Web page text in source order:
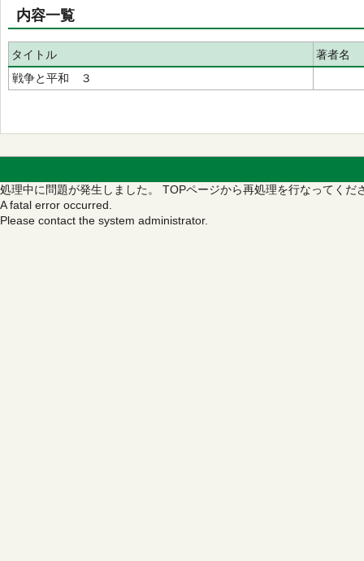
内容一覧
タイトル
著者名
戦争と平和 ３
処理中に問題が発生しました。 TOPページから再処理を行なってくだ
A fatal error occurred.
Please contact the system administrator.